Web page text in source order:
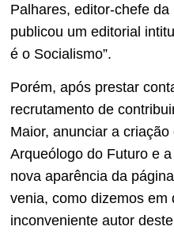
Palhares, editor-chefe da
publicou um editorial
é o Socialismo”.
Porém, após prestar
recrutamento de
Maior, anunciar a criação
Arqueólogo do Futuro e
nova aparência da
venia, como dizemos em
inconveniente autor